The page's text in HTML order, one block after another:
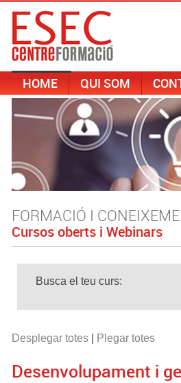
HOME QUI SOM
FORMACIÓ I
Cursos oberts i Webinars
Busca el teu curs:
Desplegar totes| Plegar totes
Desenvolupament i